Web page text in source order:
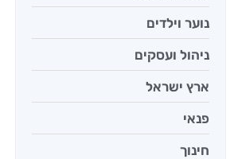
נוער וילדים
ניהול ועסקים
ארץ ישראל
פנאי
חינוך